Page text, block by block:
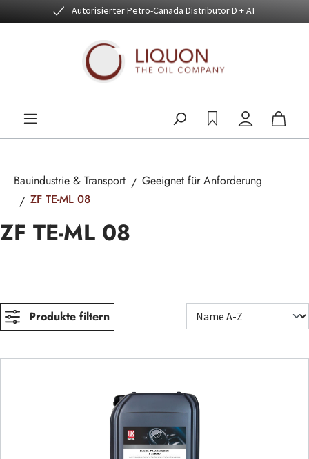
Zum Hauptinhalt springenAutorisierter Petro-Canada Distributor D + AT
Bauindustrie & Transport
Geeignet für Anforderung
ZF TE-ML 08
ZF TE-ML 08
Produkte filtern